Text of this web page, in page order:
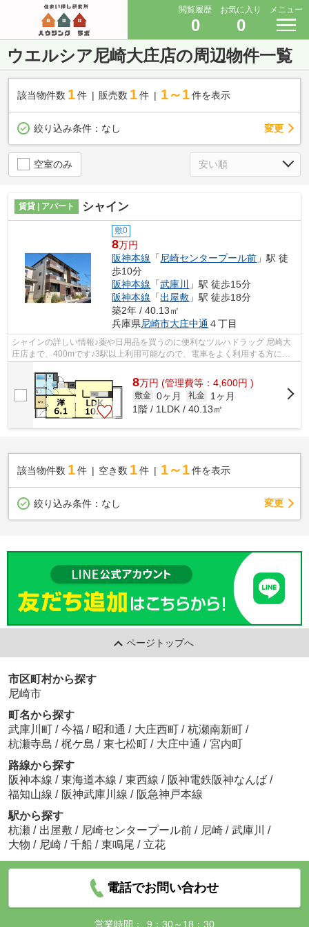
閲覧履歴
0
お気に入り
0
メニュー
ウエルシア尼崎大庄店の周辺物件一覧
該当物件数 1件 販売数 1 件 1～1 件を表示
絞り込み条件： なし 変更
空室のみ
賃貸 | アパート シャイン
敷0
8万円
阪神本線 「尼崎センタープール前 」駅 徒
歩10分
阪神本線 「武庫川
」駅 徒歩15分
阪神本線 「出屋敷 」駅 徒歩18分
築2年 / 40.13㎡
兵庫県尼崎市大庄中通 ４丁目
シャインの詳しい情報♪薬や日用品を買うのに便利なツルハドラッグ 尼崎大
庄店まで、400mです♪3駅以上利用可能なので、電車をよく利用する方にも
8万円 (管理費等：4,600円 )
敷金 0ヶ月 礼金
1ヶ月
1階 / 1LDK / 40.13㎡
該当物件数 1件 空き数 1 件 1～1 件を表示
絞り込み条件： なし 変更
ページトップへ
市区町村から探す
尼崎市
町名から探す
武庫川町 / 今福 / 昭和通 / 大庄西町 / 杭瀬南新町 /
杭瀬寺島 / 梶ケ島 / 東七松町 / 大庄中通 / 宮内町
路線から探す
阪神本線 / 東海道本線 / 東西線 / 阪神電鉄阪神なんば /
福知山線 / 阪神武庫川線 / 阪急神戸本線
駅から探す
杭瀬 / 出屋敷 / 尼崎センタープール前 / 尼崎 / 武庫川
/
大物 / 尼崎 / 千船 / 東鳴尾 / 立花
電話でお問い合わせ
営業時間： 9：30～18：30